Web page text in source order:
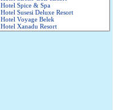
Hotel Spice & Spa
Hotel Susesi Deluxe Resort
Hotel Voyage Belek
Hotel Xanadu Resort